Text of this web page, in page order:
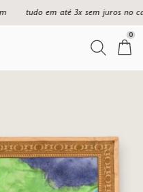
tudo em até 3x sem juros no
0